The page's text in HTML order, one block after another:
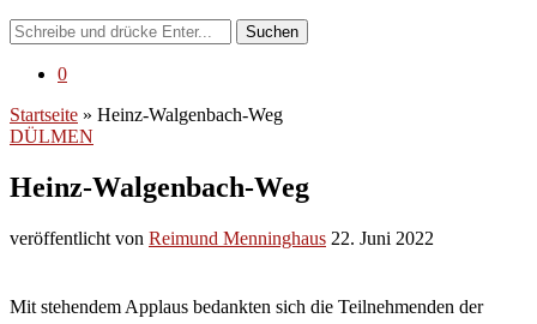
Suchen
0
Startseite » Heinz-Walgenbach-Weg
DÜLMEN
Heinz-Walgenbach-Weg
veröffentlicht von Reimund Menninghaus 22. Juni 2022
Mit stehendem Applaus bedankten sich die Teilnehmenden der